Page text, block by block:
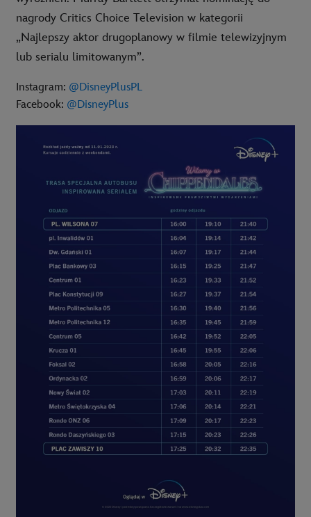
nagrody Critics Choice Television w kategorii
„Najlepszy aktor drugoplanowy w filmie telewizyjnym
lub serialu limitowanym”.
Instagram: @DisneyPlusPL
Facebook: @DisneyPlus